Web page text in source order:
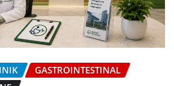
GASTROINTESTINAL